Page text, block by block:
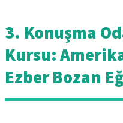
3. Konuşma
Kursu:
Ezber Bozan